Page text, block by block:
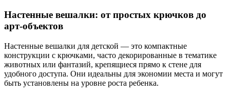
Настенные вешалки: от простых крючков до
арт-объектов
Настенные вешалки для детской — это компактные
конструкции с крючками, часто декорированные в тематике
животных или фантазий, крепящиеся прямо к стене для
удобного доступа. Они идеальны для экономии места и могут
быть установлены на уровне роста ребенка.